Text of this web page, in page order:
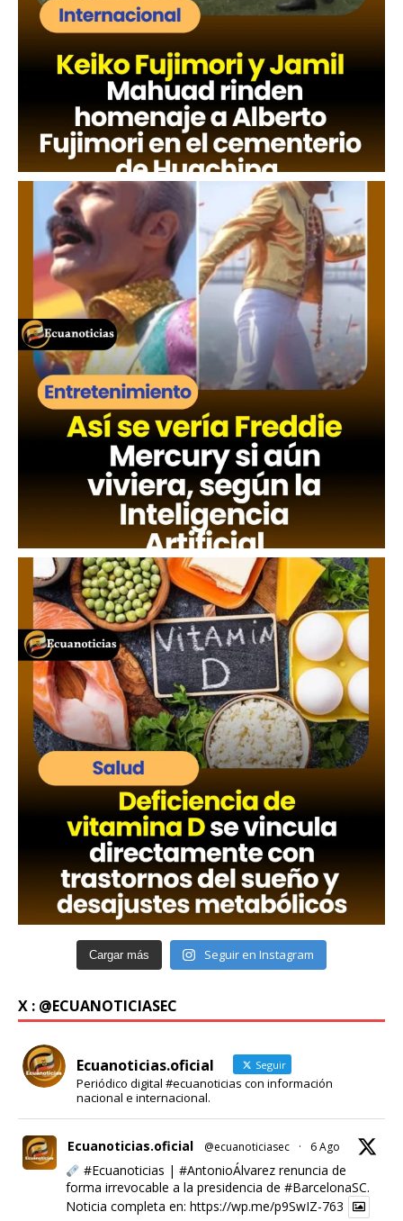
Cargar más Seguir en Instagram
X : @ECUANOTICIASEC
Ecuanoticias.oficial Seguir
Periódico digital #ecuanoticias con información
nacional e internacional.
Ecuanoticias.oficial @ecuanoticiasec · 6 Ago
#Ecuanoticias | #AntonioÁlvarezrenuncia de
forma irrevocable a la presidencia de #BarcelonaSC.
Noticia completa en: https://wp.me/p9SwIZ-763